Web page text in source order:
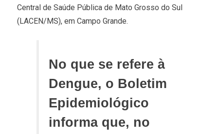
Central de Saúde Pública de Mato Grosso do Sul
(LACEN/MS), em Campo Grande.
No que se refere à
Dengue, o Boletim
Epidemiológico
informa que, no